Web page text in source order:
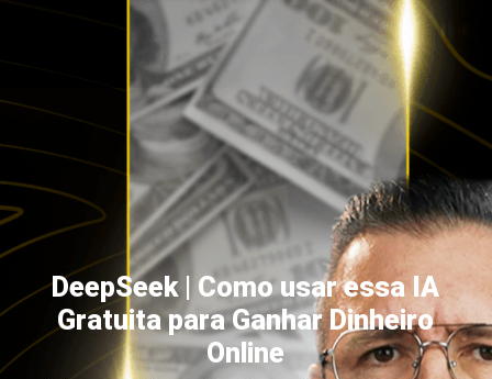
DeepSeek | Como usar essa IA
Gratuita para Ganhar Dinheiro
Online